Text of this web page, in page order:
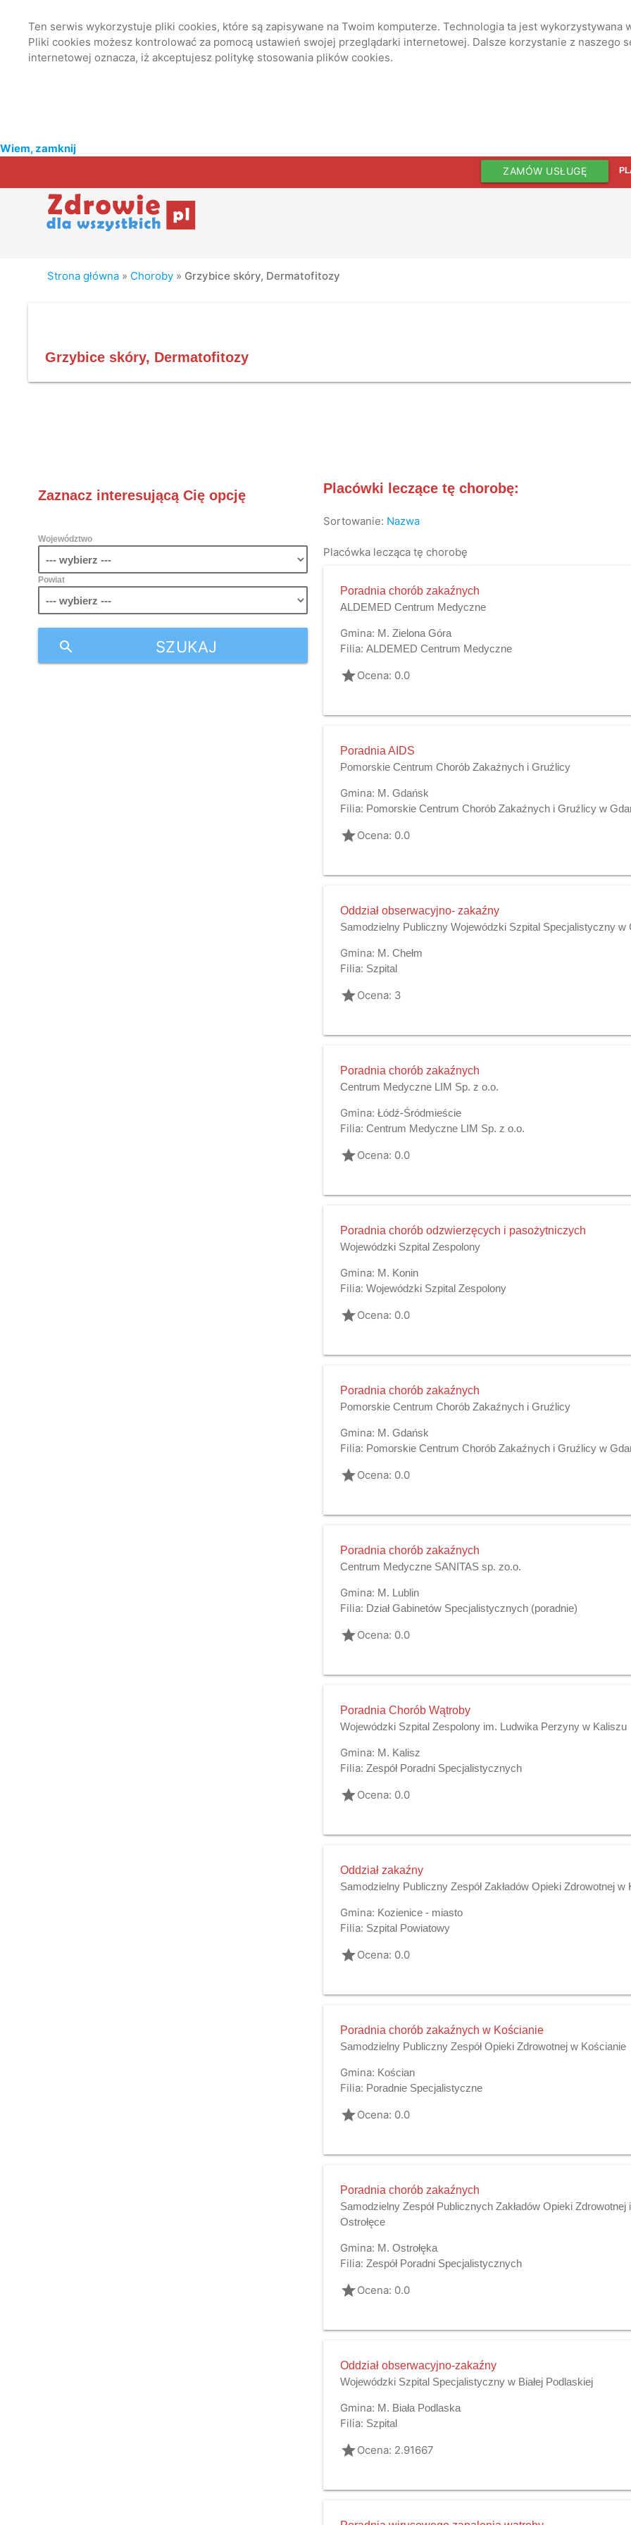
Ten serwis wykorzystuje pliki cookies, które są zapisywane na Twoim komputerze. Technologia ta jest
Pliki cookies możesz kontrolować za pomocą ustawień swojej przeglądarki internetowej. Dalsze korzystanie z naszego
internetowej oznacza, iż akceptujesz politykę stosowania plików cookies.
Wiem, zamknij
ZAMÓW USŁUGĘ
Strona główna » Choroby » Grzybice skóry, Dermatofitozy
Grzybice skóry, Dermatofitozy
Zaznacz interesującą Cię opcję
Województwo
Powiat
SZUKAJ
search
Placówki leczące tę chorobę:
Sortowanie: Nazwa
Placówka lecząca tę chorobę
Poradnia chorób zakaźnych
ALDEMED Centrum Medyczne
Gmina: M. Zielona Góra
Filia: ALDEMED Centrum Medyczne
gradeOcena: 0.0
Poradnia AIDS
Pomorskie Centrum Chorób Zakaźnych i Gruźlicy
Gmina: M. Gdańsk
Filia: Pomorskie Centrum Chorób Zakaźnych i Gruźlicy w
gradeOcena: 0.0
Oddział obserwacyjno- zakaźny
Samodzielny Publiczny Wojewódzki Szpital Specjalistyczny w
Gmina: M. Chełm
Filia: Szpital
gradeOcena: 3
Poradnia chorób zakaźnych
Centrum Medyczne LIM Sp. z o.o.
Gmina: Łódź-Śródmieście
Filia: Centrum Medyczne LIM Sp. z o.o.
gradeOcena: 0.0
Poradnia chorób odzwierzęcych i pasożytniczych
Wojewódzki Szpital Zespolony
Gmina: M. Konin
Filia: Wojewódzki Szpital Zespolony
gradeOcena: 0.0
Poradnia chorób zakaźnych
Pomorskie Centrum Chorób Zakaźnych i Gruźlicy
Gmina: M. Gdańsk
Filia: Pomorskie Centrum Chorób Zakaźnych i Gruźlicy w
gradeOcena: 0.0
Poradnia chorób zakaźnych
Centrum Medyczne SANITAS sp. zo.o.
Gmina: M. Lublin
Filia: Dział Gabinetów Specjalistycznych (poradnie)
gradeOcena: 0.0
Poradnia Chorób Wątroby
Wojewódzki Szpital Zespolony im. Ludwika Perzyny w Kaliszu
Gmina: M. Kalisz
Filia: Zespół Poradni Specjalistycznych
gradeOcena: 0.0
Oddział zakaźny
Samodzielny Publiczny Zespół Zakładów Opieki Zdrowotnej w
Gmina: Kozienice - miasto
Filia: Szpital Powiatowy
gradeOcena: 0.0
Poradnia chorób zakaźnych w Kościanie
Samodzielny Publiczny Zespół Opieki Zdrowotnej w Kościanie
Gmina: Kościan
Filia: Poradnie Specjalistyczne
gradeOcena: 0.0
Poradnia chorób zakaźnych
Samodzielny Zespół Publicznych Zakładów Opieki
Ostrołęce
Gmina: M. Ostrołęka
Filia: Zespół Poradni Specjalistycznych
gradeOcena: 0.0
Oddział obserwacyjno-zakaźny
Wojewódzki Szpital Specjalistyczny w Białej Podlaskiej
Gmina: M. Biała Podlaska
Filia: Szpital
gradeOcena: 2.91667